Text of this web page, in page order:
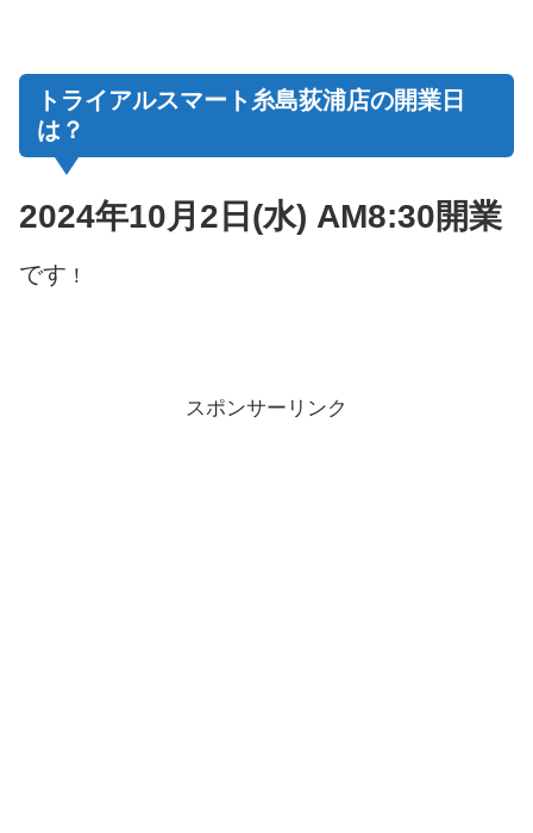
トライアルスマート糸島荻浦店の開業日
は？
2024年10月2日(水) AM8:30開業
です ！
スポンサーリンク